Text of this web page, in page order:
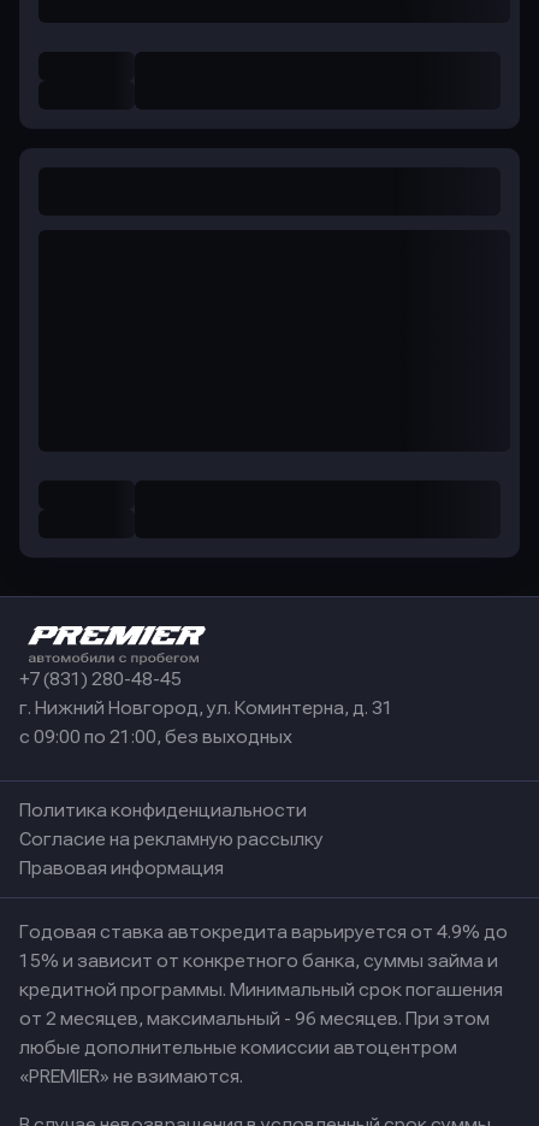
+7 (831) 280-48-45
г. Нижний Новгород, ул. Коминтерна, д. 31
с 09:00 по 21:00, без выходных
Политика конфиденциальности
Согласие на рекламную рассылку
Правовая информация
Годовая ставка автокредита варьируется от 4.9% до
15% и зависит от конкретного банка, суммы займа и
кредитной программы. Минимальный срок погашения
от 2 месяцев, максимальный - 96 месяцев. При этом
любые дополнительные комиссии автоцентром
«PREMIER» не взимаются.